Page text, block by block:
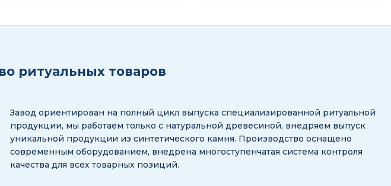
ритуальных товаров
Завод ориентирован на полный цикл выпуска специализированной ритуальной
продукции, мы работаем только с натуральной древесиной, внедряем выпуск
уникальной продукции из синтетического камня. Производство оснащено
современным оборудованием, внедрена многоступенчатая система контроля
качества для всех товарных позиций.